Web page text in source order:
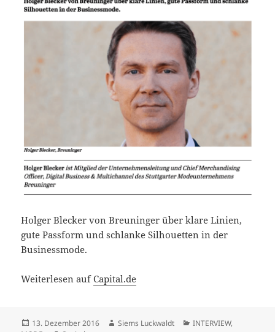
Holger Blecker von Breuninger über klare Linien,
gute Passform und schlanke Silhouetten in der
Businessmode.
Weiterlesen aufCapital.de
Veröffentlicht
13. Dezember 2016 Autor
Siems Luckwaldt Kategorien
INTERVIEW,